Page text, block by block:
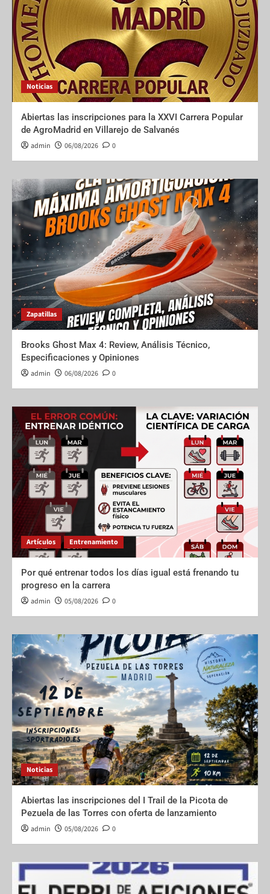
Noticias
Abiertas las inscripciones para la XXVI Carrera Popular
de AgroMadrid en Villarejo de Salvanés
admin 06/08/2026 0
Zapatillas
Brooks Ghost Max 4: Review, Análisis Técnico,
Especificaciones y Opiniones
admin 06/08/2026 0
Artículos Entrenamiento
Por qué entrenar todos los días igual está frenando tu
progreso en la carrera
admin 05/08/2026 0
Noticias
Abiertas las inscripciones del I Trail de la Picota de
Pezuela de las Torres con oferta de lanzamiento
admin 05/08/2026 0